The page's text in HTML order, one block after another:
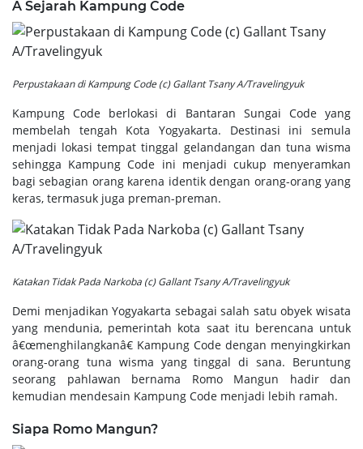
Â Sejarah Kampung Code
Perpustakaan di Kampung Code (c) Gallant Tsany A/Travelingyuk
Kampung Code berlokasi di Bantaran Sungai Code yang
membelah tengah Kota Yogyakarta. Destinasi ini semula
menjadi lokasi tempat tinggal gelandangan dan tuna wisma
sehingga Kampung Code ini menjadi cukup menyeramkan
bagi sebagian orang karena identik dengan orang-orang yang
keras, termasuk juga preman-preman.
Katakan Tidak Pada Narkoba (c) Gallant Tsany A/Travelingyuk
Demi menjadikan Yogyakarta sebagai salah satu obyek wisata
yang mendunia, pemerintah kota saat itu berencana untuk
â€œmenghilangkanâ€ Kampung Code dengan menyingkirkan
orang-orang tuna wisma yang tinggal di sana. Beruntung
seorang pahlawan bernama Romo Mangun hadir dan
kemudian mendesain Kampung Code menjadi lebih ramah.
Siapa Romo Mangun?